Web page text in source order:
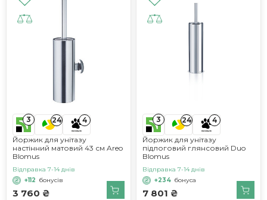
3 24 4
Йоржик для унітазу
настінний матовий 43 см Areo
Blomus
3 760 ₴
Відправка 7-14 днів
+112 бонусів
3 24 4
Йоржик для унітазу
підлоговий глянсовий Duo
Blomus
7 801 ₴
Відправка 7-14 днів
+234 бонуса